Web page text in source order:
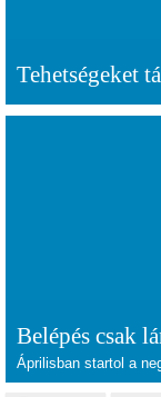
Tehetségeket
Belépés csak
Áprilisban startol a